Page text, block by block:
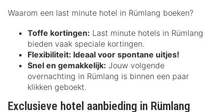
Waarom een last minute hotel in Rümlang boeken?
Toffe kortingen: Last minute hotels in Rümlang
bieden vaak speciale kortingen.
Flexibiliteit: Ideaal voor spontane uitjes!
Snel en gemakkelijk: Jouw volgende
overnachting in Rümlang is binnen een paar
klikken geboekt.
Exclusieve hotel aanbieding in Rümlang